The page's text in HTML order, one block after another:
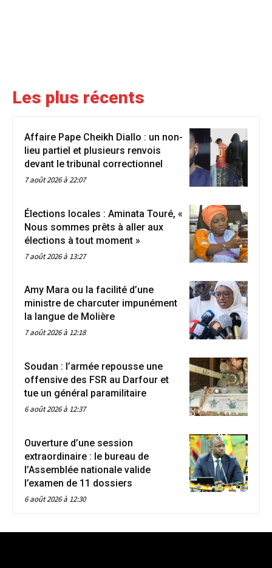
Les plus récents
Affaire Pape Cheikh Diallo : un non-
lieu partiel et plusieurs renvois
devant le tribunal correctionnel
7 août 2026 à 22:07
Élections locales : Aminata Touré, «
Nous sommes prêts à aller aux
élections à tout moment »
7 août 2026 à 13:27
Amy Mara ou la facilité d’une
ministre de charcuter impunément
la langue de Molière
7 août 2026 à 12:18
Soudan : l’armée repousse une
offensive des FSR au Darfour et
tue un général paramilitaire
6 août 2026 à 12:37
Ouverture d’une session
extraordinaire : le bureau de
l’Assemblée nationale valide
l’examen de 11 dossiers
6 août 2026 à 12:30